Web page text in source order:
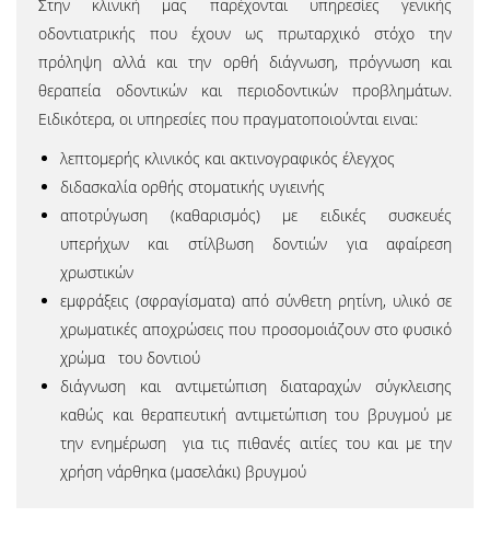
Στην κλινική μας παρέχονται υπηρεσίες γενικής
οδοντιατρικής που έχουν ως πρωταρχικό στόχο την
πρόληψη αλλά και την ορθή διάγνωση, πρόγνωση και
θεραπεία οδοντικών και περιοδοντικών προβλημάτων.
Ειδικότερα, οι υπηρεσίες που πραγματοποιούνται ειναι:
λεπτομερής κλινικός και ακτινογραφικός έλεγχος
διδασκαλία ορθής στοματικής υγιεινής
αποτρύγωση (καθαρισμός) με ειδικές συσκευές
υπερήχων και στίλβωση δοντιών για αφαίρεση
χρωστικών
εμφράξεις (σφραγίσματα) από σύνθετη ρητίνη, υλικό σε
χρωματικές αποχρώσεις που προσομοιάζουν στο φυσικό
χρώμα του δοντιού
διάγνωση και αντιμετώπιση διαταραχών σύγκλεισης
καθώς και θεραπευτική αντιμετώπιση του βρυγμού με
την ενημέρωση για τις πιθανές αιτίες του και με την
χρήση νάρθηκα (μασελάκι) βρυγμού